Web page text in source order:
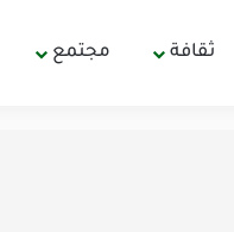
ثقافة مجتمع